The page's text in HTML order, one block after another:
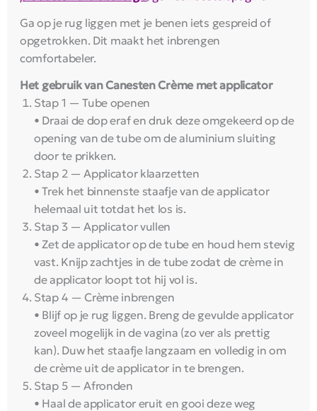
Ga op je rug liggen met je benen iets gespreid of
opgetrokken. Dit maakt het inbrengen
comfortabeler.
Het gebruik van Canesten Crème met applicator
Stap 1 — Tube openen
• Draai de dop eraf en druk deze omgekeerd op de
opening van de tube om de aluminium sluiting
door te prikken.
Stap 2 — Applicator klaarzetten
• Trek het binnenste staafje van de applicator
helemaal uit totdat het los is.
Stap 3 — Applicator vullen
• Zet de applicator op de tube en houd hem stevig
vast. Knijp zachtjes in de tube zodat de crème in
de applicator loopt tot hij vol is.
Stap 4 — Crème inbrengen
• Blijf op je rug liggen. Breng de gevulde applicator
zoveel mogelijk in de vagina (zo ver als prettig
kan). Duw het staafje langzaam en volledig in om
de crème uit de applicator in te brengen.
Stap 5 — Afronden
• Haal de applicator eruit en gooi deze weg